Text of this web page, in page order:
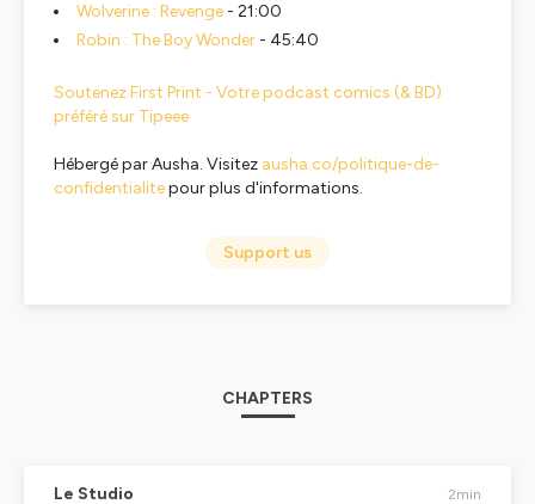
Wolverine : Revenge - 21:00
Robin : The Boy Wonder - 45:40
Soutenez First Print - Votre podcast comics (& BD)
préféré sur Tipeee
Hébergé par Ausha. Visitez ausha.co/politique-de-
confidentialitepour plus d'informations.
Support us
CHAPTERS
Le Studio 2min